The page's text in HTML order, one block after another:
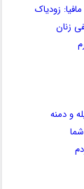
زودیاک
زنان
و دمنه